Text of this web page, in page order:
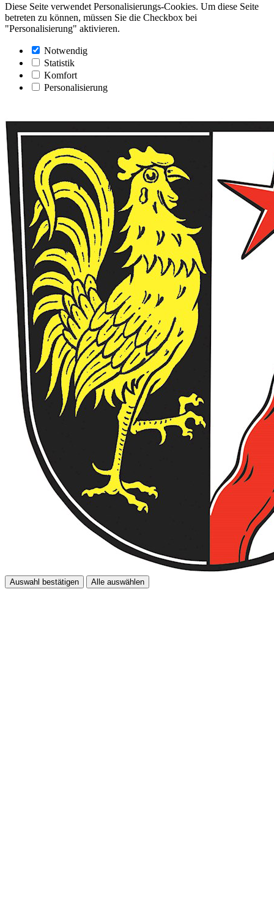
Diese Seite verwendet Personalisierungs-Cookies. Um diese Seite
betreten zu können, müssen Sie die Checkbox bei
"Personalisierung" aktivieren.
Notwendig
Statistik
Komfort
Personalisierung
Auswahl bestätigen Alle auswählen